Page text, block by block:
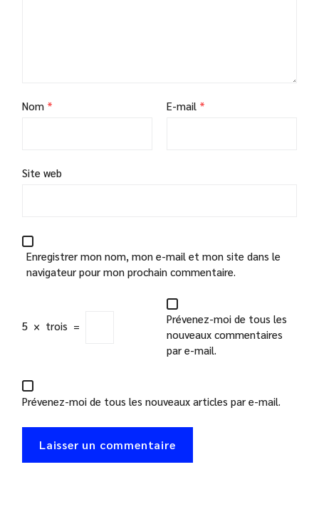
Nom * E-mail *
Site web
Enregistrer mon nom, mon e-mail et mon site dans le
navigateur pour mon prochain commentaire.
5 × trois =
Prévenez-moi de tous les
nouveaux commentaires
par e-mail.
Prévenez-moi de tous les nouveaux articles par e-mail.